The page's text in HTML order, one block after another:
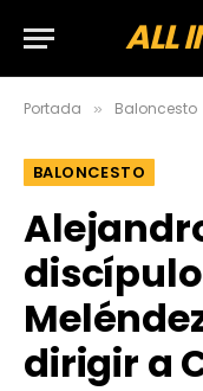
ALL
Portada » Baloncesto
BALONCESTO
dirigir a